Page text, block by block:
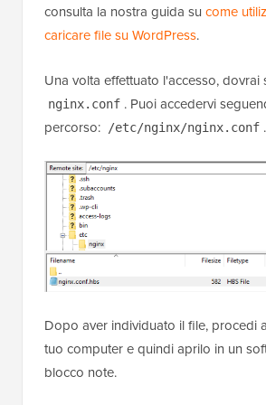
consulta la nostra guida su come
caricare file su WordPress.
Una volta effettuato l'accesso, dovrai
nginx.conf . Puoi accedervi
percorso:
/etc/nginx/nginx.conf .
Dopo aver individuato il file, procedi
tuo computer e quindi aprilo in un
blocco note.